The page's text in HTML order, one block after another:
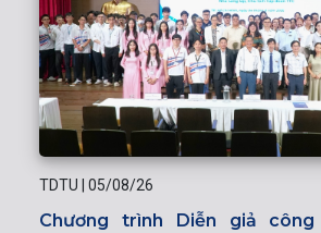
TDTU 05/08/26
Chương trình Diễn giả